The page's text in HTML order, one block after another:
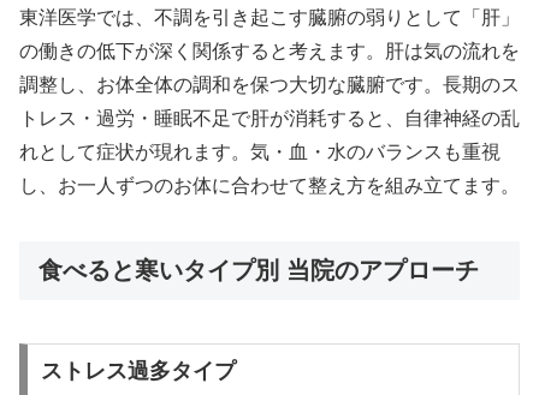
東洋医学では、不調を引き起こす臓腑の弱りとして「肝」
の働きの低下が深く関係すると考えます。肝は気の流れを
調整し、お体全体の調和を保つ大切な臓腑です。長期のス
トレス・過労・睡眠不足で肝が消耗すると、自律神経の乱
れとして症状が現れます。気・血・水のバランスも重視
し、お一人ずつのお体に合わせて整え方を組み立てます。
食べると寒いタイプ別 当院のアプローチ
ストレス過多タイプ